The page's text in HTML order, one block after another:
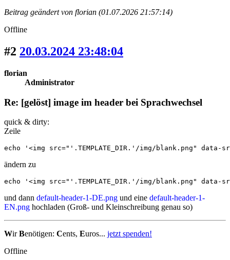
Beitrag geändert von florian (01.07.2026 21:57:14)
Offline
#2 20.03.2024 23:48:04
florian
Administrator
Re: [gelöst] image im header bei Sprachwechsel
quick & dirty:
Zeile
echo '<img src="'.TEMPLATE_DIR.'/img/blank.png"
ändern zu
echo '<img src="'.TEMPLATE_DIR.'/img/blank.png"
und dann default-header-1-DE.png und eine default-header-1-
EN.png hochladen (Groß- und Kleinschreibung genau so)
WirBenötigen: Cents, Euros... jetzt spenden!
Offline